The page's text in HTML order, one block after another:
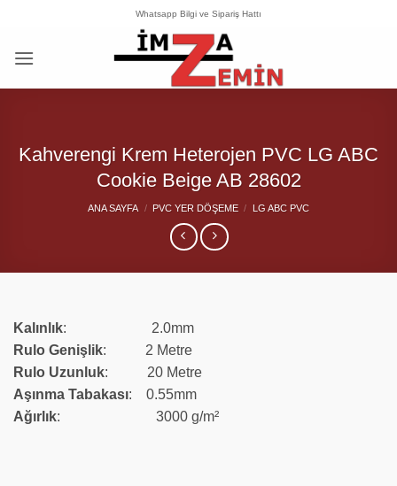
Whatsapp Bilgi ve Sipariş Hattı
Kahverengi Krem Heterojen PVC LG ABC
Cookie Beige AB 28602
ANA SAYFA / PVC YER DÖŞEME / LG ABC PVC
Kalınlık: 2.0mm
Rulo Genişlik: 2 Metre
Rulo Uzunluk: 20 Metre
Aşınma Tabakası: 0.55mm
Ağırlık: 3000 g/m²